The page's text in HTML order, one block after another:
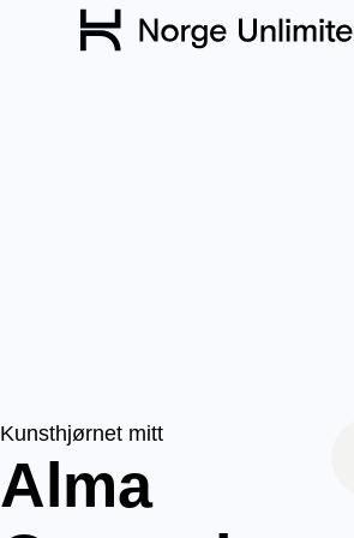
Kunsthjørnet mitt
Alma